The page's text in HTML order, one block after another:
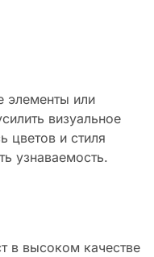
элементы или
визуальное
цветов и стиля
узнаваемость.
в высоком качестве